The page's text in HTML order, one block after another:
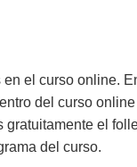
el curso online.
del curso
el
del curso.